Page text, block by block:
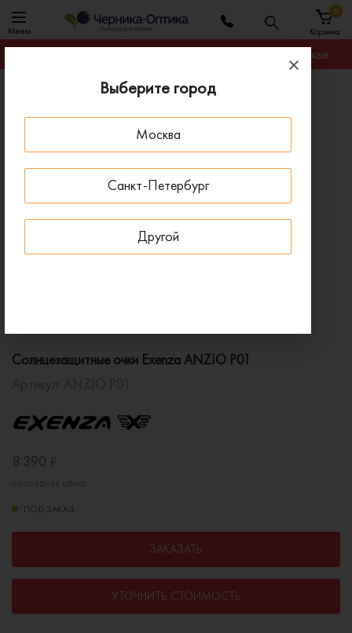
Выберите город
Москва
Санкт-Петербург
Другой
Меню Корзина
0
Гарантируем лучшую цену на любую оправу в Москве
Солнцезащитные очки
Солнцезащитные очки Exenza ANZIO P01
Солнцезащитные очки Exenza ANZIO P01
ПОД ЗАКАЗ
ЗАКАЗАТЬ
УТОЧНИТЬ СТОИМОСТЬ
ПОД ЗАКАЗ